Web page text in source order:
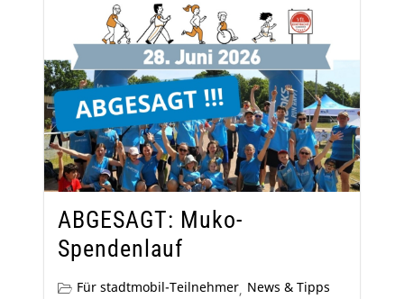
ABGESAGT: Muko-
Spendenlauf
Für stadtmobil-Teilnehmer, News & Tipps